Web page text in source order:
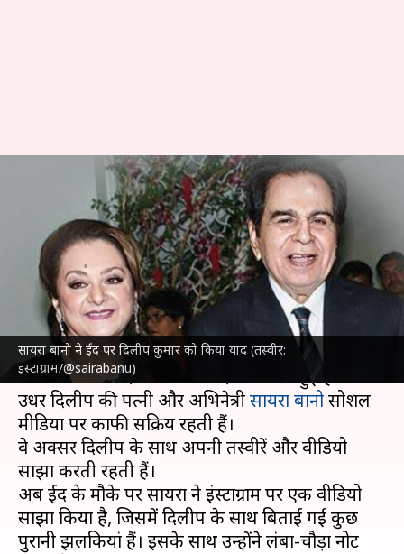
सायरा बानो ने ईद पर दिलीप कुमार को किया याद (तस्वीर:
इंस्टाग्राम/@sairabanu)
सायरा बानो ने ईद पर दिलीप कुमार
को किया याद, वीडियो साझा कर
लिखा लंबा-चौड़ा नोट
लेखन दीक्षा शर्मा Mar 31, 2025 05:20 pm
क्या है खबर?
दिवंगत अभिनेतादिलीप कुमारभले ही इस दुनिया में न हों,
लेकिन उनकी यादें प्रशंसकों के दिलों में बसी हुई हैं।
उधर दिलीप की पत्नी और अभिनेत्रीसायरा बानोसोशल
मीडिया पर काफी सक्रिय रहती हैं।
वे अक्सर दिलीप के साथ अपनी तस्वीरें और वीडियो
साझा करती रहती हैं।
अब ईद के मौके पर सायरा ने इंस्टाग्राम पर एक वीडियो
साझा किया है, जिसमें दिलीप के साथ बिताई गई कुछ
पुरानी झलकियां हैं। इसके साथ उन्होंने लंबा-चौड़ा नोट